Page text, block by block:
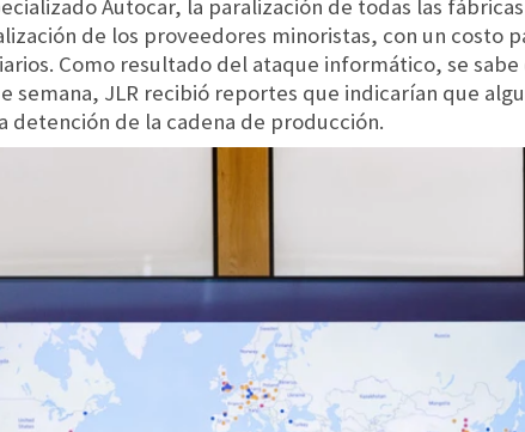
Autocar, la paralización de todas las
de los proveedores minoristas, con un costo
Como resultado del ataque informático, se
semana, JLR recibió reportes que indicarían que
detención de la cadena de producción.